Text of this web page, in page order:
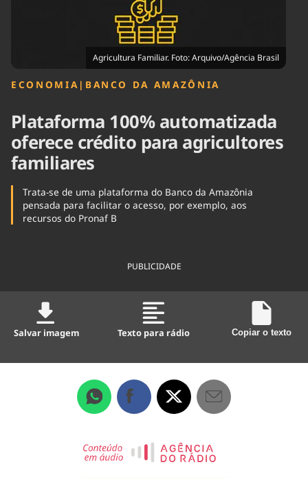
Agricultura Familiar. Foto: Arquivo/Agência Brasil
ECONOMIA | BANCO DA AMAZÔNIA
Plataforma 100% automatizada
oferece crédito para agricultores
familiares
Trata-se de uma plataforma do Banco da Amazônia
pensada para facilitar o acesso, por exemplo, aos
recursos do Pronaf B
PUBLICIDADE
Salvar imagem Texto para rádio Copiar o texto